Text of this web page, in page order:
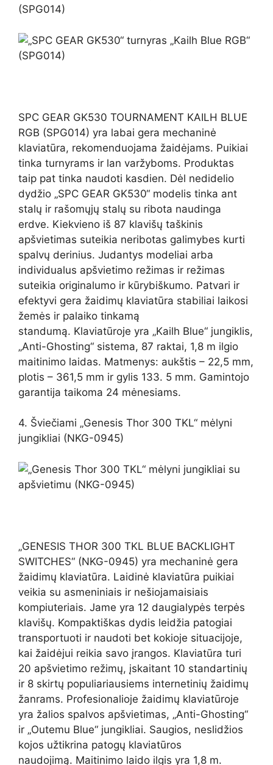
(SPG014)
SPC GEAR GK530 TOURNAMENT KAILH BLUE
RGB (SPG014) yra labai gera mechaninė
klaviatūra, rekomenduojama žaidėjams. Puikiai
tinka turnyrams ir lan varžyboms. Produktas
taip pat tinka naudoti kasdien. Dėl nedidelio
dydžio „SPC GEAR GK530“ modelis tinka ant
stalų ir rašomųjų stalų su ribota naudinga
erdve. Kiekvieno iš 87 klavišų taškinis
apšvietimas suteikia neribotas galimybes kurti
spalvų derinius. Judantys modeliai arba
individualus apšvietimo režimas ir režimas
suteikia originalumo ir kūrybiškumo. Patvari ir
efektyvi gera žaidimų klaviatūra stabiliai laikosi
žemės ir palaiko tinkamą
standumą. Klaviatūroje yra „Kailh Blue“ jungiklis,
„Anti-Ghosting“ sistema, 87 raktai, 1,8 m ilgio
maitinimo laidas. Matmenys: aukštis – 22,5 mm,
plotis – 361,5 mm ir gylis 133. 5 mm. Gamintojo
garantija taikoma 24 mėnesiams.
4. Šviečiami „Genesis Thor 300 TKL“ mėlyni
jungikliai (NKG-0945)
„GENESIS THOR 300 TKL BLUE BACKLIGHT
SWITCHES“ (NKG-0945) yra mechaninė gera
žaidimų klaviatūra. Laidinė klaviatūra puikiai
veikia su asmeniniais ir nešiojamaisiais
kompiuteriais. Jame yra 12 daugialypės terpės
klavišų. Kompaktiškas dydis leidžia patogiai
transportuoti ir naudoti bet kokioje situacijoje,
kai žaidėjui reikia savo įrangos. Klaviatūra turi
20 apšvietimo režimų, įskaitant 10 standartinių
ir 8 skirtų populiariausiems internetinių žaidimų
žanrams. Profesionalioje žaidimų klaviatūroje
yra žalios spalvos apšvietimas, „Anti-Ghosting“
ir „Outemu Blue“ jungikliai. Saugios, neslidžios
kojos užtikrina patogų klaviatūros
naudojimą. Maitinimo laido ilgis yra 1,8 m.